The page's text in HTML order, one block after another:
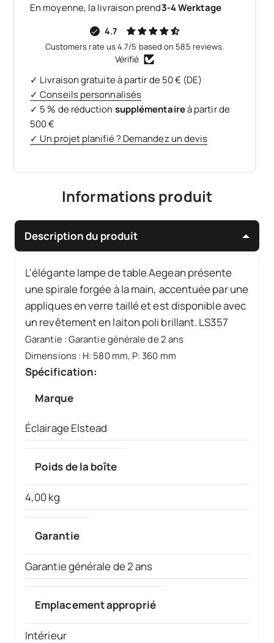
En moyenne, la livraison prend3-4 Werktage
4.7
Customers rate us 4.7/5 based on 585 reviews.
Vérifié
✓ Livraison gratuite à partir de 50 € (DE)
✓ Conseils personnalisés
✓ 5 % de réduction supplémentaireà partir de
500 €
✓ Un projet planifié ? Demandez un devis
Informations produit
Description du produit
L'élégante lampe de table Aegean présente
une spirale forgée à la main, accentuée par une
appliques en verre taillé et est disponible avec
un revêtement en laiton poli brillant. LS357
Garantie:Garantie générale de 2 ans
Dimensions: H: 580 mm, P: 360 mm
Spécification:
Marque
Éclairage Elstead
Poids de la boîte
4,00 kg
Garantie
Garantie générale de 2 ans
Emplacement approprié
Intérieur